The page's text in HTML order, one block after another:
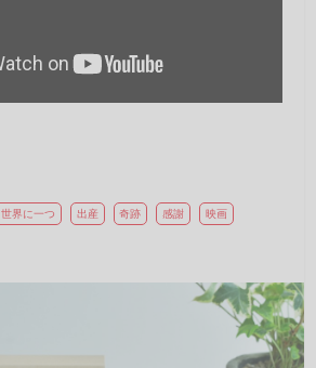
世界に一つ 出産 奇跡 感謝 映画